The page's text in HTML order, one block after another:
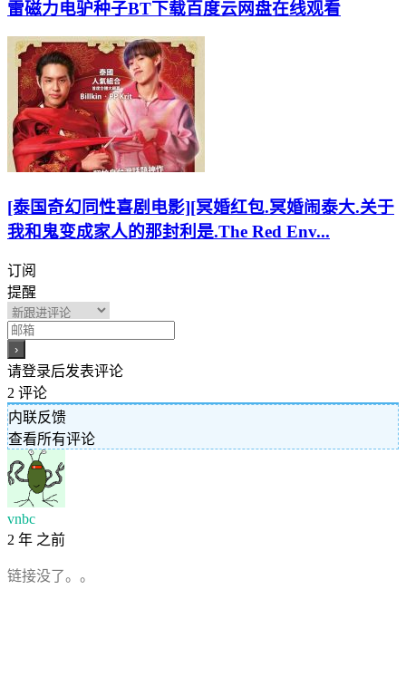
雷磁力电驴种子BT下载百度云网盘在线观看
[泰国奇幻同性喜剧电影][冥婚红包.冥婚闹泰大.关于
我和鬼变成家人的那封利是.The Red Env...
订阅
提醒
请登录后发表评论
2 评论
内联反馈
查看所有评论
vnbc
2 年 之前
链接没了。。